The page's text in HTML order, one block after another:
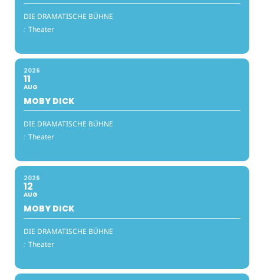
DIE DRAMATISCHE BÜHNE
: Theater
2026
11
AUG
MOBY DICK
DIE DRAMATISCHE BÜHNE
: Theater
2026
12
AUG
MOBY DICK
DIE DRAMATISCHE BÜHNE
: Theater